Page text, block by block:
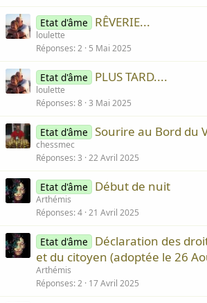
Etat d'âme RÊVERIE...
loulette
Réponses 2 5 Mai 2025
Etat d'âme PLUS TARD....
loulette
Réponses 8 3 Mai 2025
Etat d'âme Sourire au Bord du
chessmec
Réponses 3 22 Avril 2025
Etat d'âme Début de nuit
Arthémis
Réponses 4 21 Avril 2025
Etat d'âme
Déclaration des
et du citoyen (adoptée le 26
Arthémis
Réponses 2 17 Avril 2025